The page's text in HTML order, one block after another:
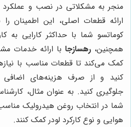
منجر به مشکلاتی در نصب و
ارائه قطعات اصلی، این اطمینان
کوماتسو شما با حداکثر کارایی به
همچنین، رهسازجا با ارائه خدمات
کمک می‌کند تا قطعات مناسب با
کنید و از صرف هزینه‌های اضافی
جلوگیری کنید. به عنوان مثال،
شما در انتخاب روغن هیدرولیک
هوایی و نوع کارکرد لودر کمک کنند.